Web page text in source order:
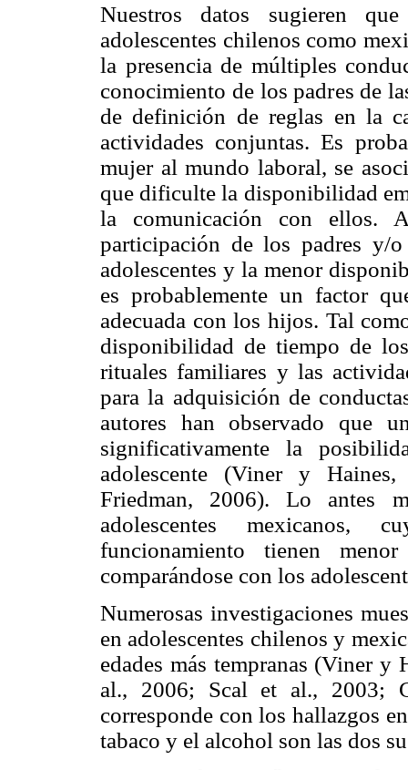
Nuestros datos sugieren
adolescentes chilenos como
la presencia de múltiples
conocimiento de los padres de
de definición de reglas en la
actividades conjuntas. Es
mujer al mundo laboral, se
que dificulte la disponibilidad
la comunicación con ellos.
participación de los padres y/
adolescentes y la menor
es probablemente un factor
adecuada con los hijos. Tal
disponibilidad de tiempo de
rituales familiares y las
para la adquisición de
autores han observado que
significativamente la
adolescente (Viner y
Friedman, 2006). Lo antes
adolescentes mexicanos,
funcionamiento tienen
comparándose con los
Numerosas investigaciones
en adolescentes chilenos y
edades más tempranas (Viner y
al., 2006; Scal et al., 2003;
corresponde con los hallazgos
tabaco y el alcohol son las dos